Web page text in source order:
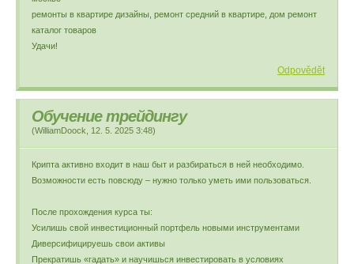
ремонты в квартире дизайны, ремонт средний в квартире, дом ремонт
каталог товаров
Удачи!
Odpovědět
Обучение трейдингу
(WilliamDoock 12. 5. 2025 3:48)
Крипта активно входит в наш быт и разбираться в ней необходимо.
Возможности есть повсюду – нужно только уметь ими пользоваться.
После прохождения курса ты:
Усилишь свой инвестиционный портфель новыми инструментами
Диверсифицируешь свои активы
Прекратишь «гадать» и научишься инвестировать в условиях